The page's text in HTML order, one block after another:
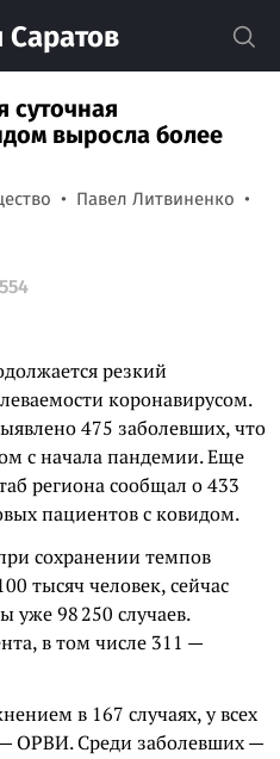
Саратов
суточная
выросла более
Павел Литвиненко
резкий
коронавирусом.
475 заболевших, что
с начала пандемии. Еще
региона сообщал о 433
пациентов с ковидом.
сохранении темпов
тысяч человек, сейчас
уже 98 250 случаев.
в том числе 311 —
в 167 случаях, у всех
ОРВИ. Среди заболевших —